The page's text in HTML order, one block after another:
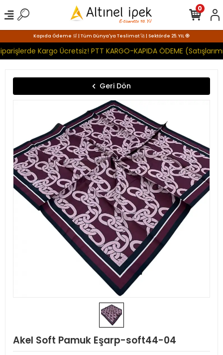
Kapıda Ödeme 🛒 | Tüm Dünya'ya Teslimat 🚀 | Sektörde 25. YIL 🧿
Kargo Ücretsiz! PTT KARGO-KAPIDA ÖDEME
0
Geri Dön
Akel Soft Pamuk Eşarp-soft44-04